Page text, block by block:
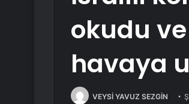
okudu
havaya
VEYSİ YAVUZ SEZGİN